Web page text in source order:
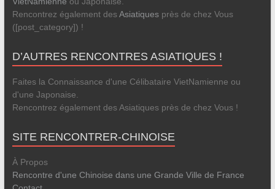
Rencontrez également desAsiatiquesprès de chez Vous
([post_category]) !
D’AUTRES RENCONTRES ASIATIQUES !
Faites la Connaissance d'une Célibataire VietNamienne ou
d'une Japonaise.
Rencontrez également des Asiatiques près de chez Vous !
SITE RENCONTRER-CHINOISE
À Propos
Rencontre d'une Chinoise dans une Grande Ville de France